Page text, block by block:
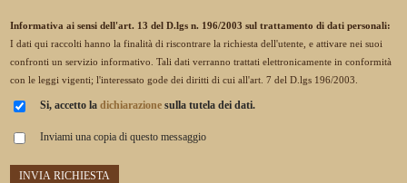
Informativa ai sensi dell'art. 13 del D.lgs n. 196/2003 sul trattamento di dati personali:
I dati qui raccolti hanno la finalità di riscontrare la richiesta dell'utente, e attivare nei suoi
confronti un servizio informativo. Tali dati verranno trattati elettronicamente in conformità
con le leggi vigenti; l'interessato gode dei diritti di cui all'art. 7 del D.lgs 196/2003.
Si, accetto ladichiarazione sulla tutela dei dati.
Inviami una copia di questo messaggio